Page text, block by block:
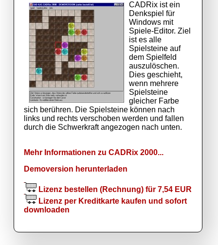
CADRix ist ein
Denkspiel für
Windows mit
Spiele-Editor. Ziel
ist es alle
Spielsteine auf
dem Spielfeld
auszulöschen.
Dies geschieht,
wenn mehrere
Spielsteine
gleicher Farbe
sich berühren. Die Spielsteine können nach
links und rechts verschoben werden und fallen
durch die Schwerkraft angezogen nach unten.
Mehr Informationen zu CADRix 2000...
Demoversion herunterladen
Lizenz bestellen (Rechnung) für 7,54 EUR
Lizenz per Kreditkarte kaufen und sofort
downloaden